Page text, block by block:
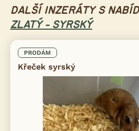
DALŠÍ INZERÁTY S
ZLATÝ - SYRSKÝ
PRODÁM
Křeček syrský